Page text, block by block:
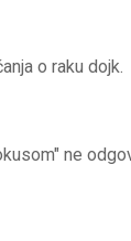
o raku dojk.
ne